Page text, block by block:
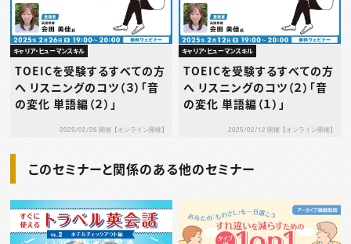
キャリア・ヒューマンスキル
TOEICを受験するすべての方
へ リスニングのコツ（３）「音
の変化 単語編（２）」
2025/02/26 開催【オンライン開催】
キャリア・ヒューマンスキル
TOEICを受験するすべての方
へ リスニングのコツ（２）「音
の変化 単語編（１）」
2025/02/12 開催【オンライン開催】
このセミナーと関係のある他のセミナー